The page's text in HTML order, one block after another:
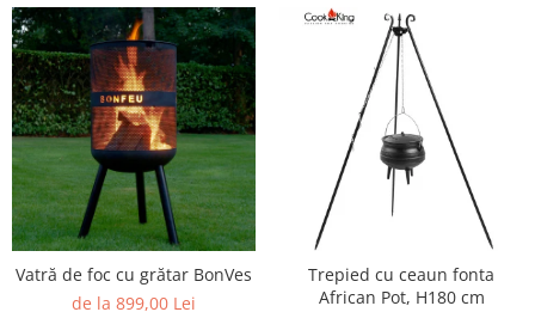
Vatră de foc cu grătar BonVes
de la 899,00 Lei
Trepied cu ceaun fonta
African Pot, H180 cm